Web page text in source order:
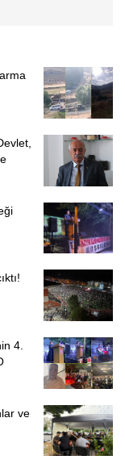
fırsatımız
çalışmak zorunda
ve hiçbir
şunları
yok. Sağlık
tütün işi öyle
gözümde
gözüm kızarsa
yok. Devlet
alternatif bir ürün
ezilen hep
, tohum ekimiyle
emeğinin evde
tütünün
4.
ve